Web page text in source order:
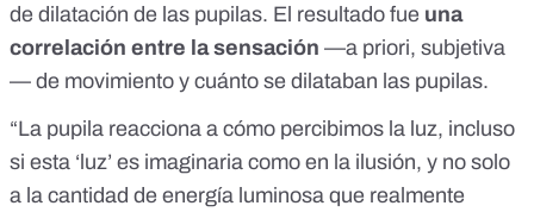
de dilatación de las pupilas. El resultado fue una
correlación entre la sensación —a priori, subjetiva
— de movimiento y cuánto se dilataban las pupilas.
“La pupila reacciona a cómo percibimos la luz, incluso
si esta ‘luz’ es imaginaria como en la ilusión, y no solo
a la cantidad de energía luminosa que realmente